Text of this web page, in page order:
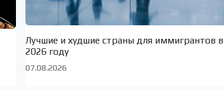
Лучшие и худшие страны для иммигрантов в
2026 году
07.08.2026